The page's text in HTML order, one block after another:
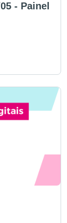
- Painel